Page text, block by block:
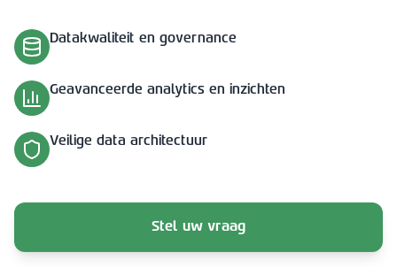
Datakwaliteit en governance
Geavanceerde analytics en inzichten
Veilige data architectuur
Stel uw vraag